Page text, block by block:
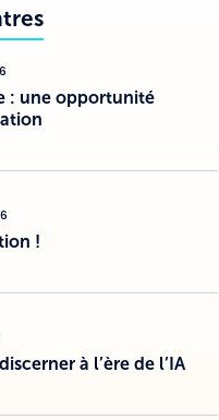
: une opportunité
!
à l’ère de l’IA